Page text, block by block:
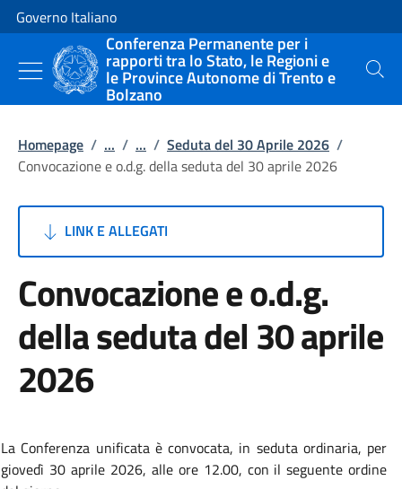
Vai al contenuto
Vai alla navigazione del sito
Governo Italiano
Conferenza Permanente per i
rapporti tra lo Stato, le Regioni e
le Province Autonome di Trento e
Bolzano
Cerca
Homepage / ... / ... / Seduta del 30 Aprile 2026 /
Convocazione e o.d.g. della seduta del 30 aprile 2026
LINK E ALLEGATI
Convocazione e o.d.g.
della seduta del 30 aprile
2026
La Conferenza unificata è convocata, in seduta ordinaria, per
giovedì 30 aprile 2026, alle ore 12.00, con il seguente ordine